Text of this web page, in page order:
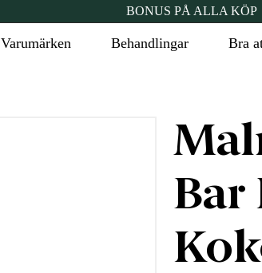
BONUS PÅ ALLA KÖP
Varumärken Behandlingar Bra
Bar